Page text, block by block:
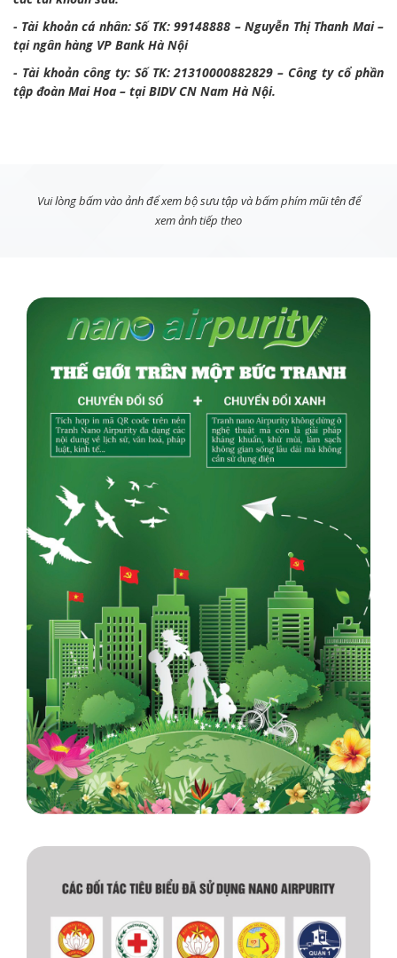
- Tài khoản cá nhân: Số TK: 99148888 – Nguyễn Thị Thanh Mai –
tại ngân hàng VP Bank Hà Nội
- Tài khoản công ty: Số TK: 21310000882829 – Công ty cổ phần
tập đoàn Mai Hoa – tại BIDV CN Nam Hà Nội.
Vui lòng bấm vào ảnh để xem bộ sưu tập và bấm phím mũi tên để
xem ảnh tiếp theo